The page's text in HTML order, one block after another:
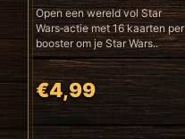
Open een wereld vol Star
Wars‑actie met 16 kaarten per
booster om je Star Wars..
€4,99